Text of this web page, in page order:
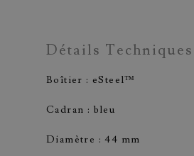
Détails Techniques
Boîtier : eSteel™
Cadran : bleu
Diamètre : 44 mm